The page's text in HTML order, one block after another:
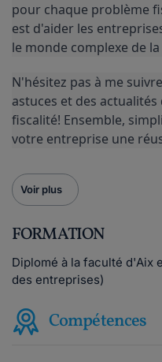
pour chaque problème
est d'aider les
le monde complexe de
N'hésitez pas à me
astuces et des
fiscalité! Ensemble,
votre entreprise une
Voir plus
FORMATION
Diplomé à la faculté d'Aix
des entreprises)
Compétences